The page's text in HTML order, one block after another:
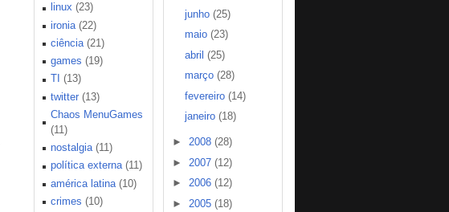
linux (23)
ironia (22)
ciência (21)
games (19)
TI (13)
twitter (13)
Chaos MenuGames
(11)
nostalgia (11)
política externa (11)
américa latina (10)
crimes (10)
junho (25)
maio (23)
abril (25)
março (28)
fevereiro (14)
janeiro (18)
►2008(28)
► 2007(12)
►2006(12)
► 2005(18)